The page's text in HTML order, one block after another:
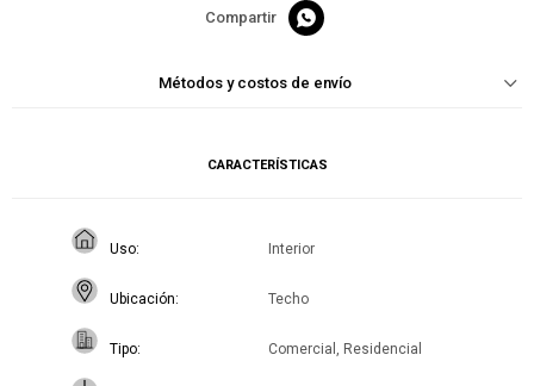

Métodos y costos de envío
CARACTERÍSTICAS
Uso Interior
Ubicación Techo
Tipo Comercial, Residencial